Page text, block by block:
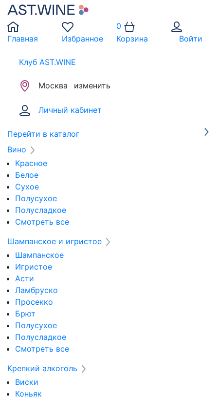
Главная Избранное
0
Корзина
Войти
Клуб AST.WINE
Москва изменить
Личный кабинет
Перейти в каталог
Вино
Красное
Белое
Сухое
Полусухое
Полусладкое
Смотреть все
Шампанское и игристое
Шампанское
Игристое
Асти
Ламбруско
Просекко
Брют
Полусухое
Полусладкое
Смотреть все
Крепкий алкоголь
Виски
Коньяк